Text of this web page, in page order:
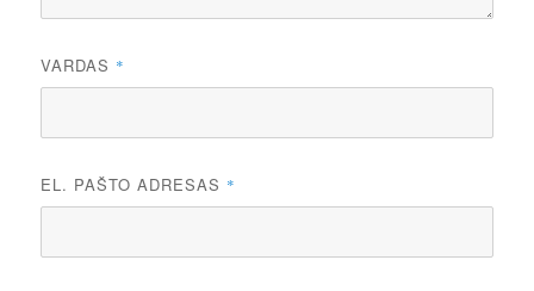
VARDAS *
EL. PAŠTO ADRESAS *